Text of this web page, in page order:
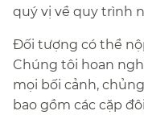
quý vị về quy trình
Đối tượng có thể
Chúng tôi hoan
mọi bối cảnh,
bao gồm các cặp